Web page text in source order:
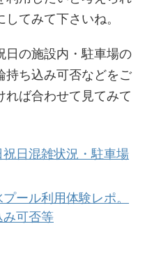
てみて下さいね。
日の施設内・駐車場の
持ち込み可否などをご
れば合わせて見てみて
日混雑状況・駐車場
ール利用体験レポ。
可否等